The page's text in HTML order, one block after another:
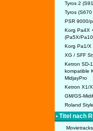
Tyros 2
Tyros
PSR 9000/
Korg Pa4X
(Pa5X/
Korg Pa1/X
XG / SFF
Ketron SD-
kompatible
MidjayPro
Ketron X1/
GM/GS-
Roland
• Titel nach
Movietracks